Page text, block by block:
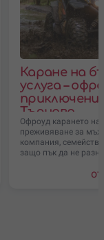
Каране на
услуга –
Търново
Офроуд карането на
преживяване за
компания,
защо пък да не
от